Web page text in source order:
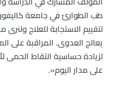
طب الطوارئ في جامعة
لتقييم الاستجابة للعلاج
يعالج العدوى. المراقبة على
لزيادة حساسية التقاط
على مدار اليوم».